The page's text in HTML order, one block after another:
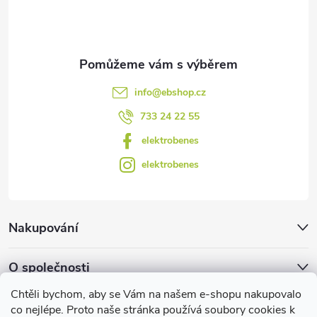
Chtěli bychom, aby se Vám na našem e-shopu nakupovalo
co nejlépe. Proto naše stránka používá soubory cookies k
u
Nakupování
O společnosti
Facebook
info@ebshop.cz
733 24 22 55
elektrobenes
elektrobenes